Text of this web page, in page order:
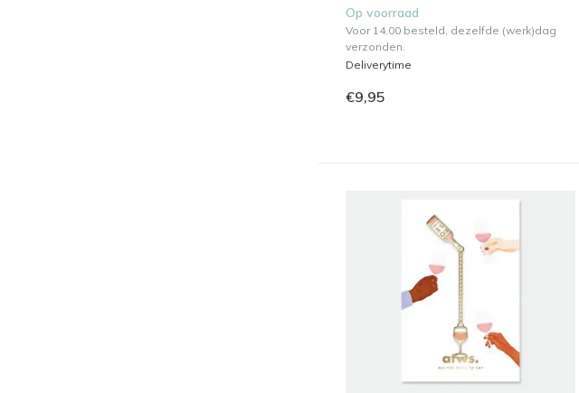
Op voorraad
Voor 14.00 besteld, dezelfde (werk)dag
verzonden.
Deliverytime
€9,95